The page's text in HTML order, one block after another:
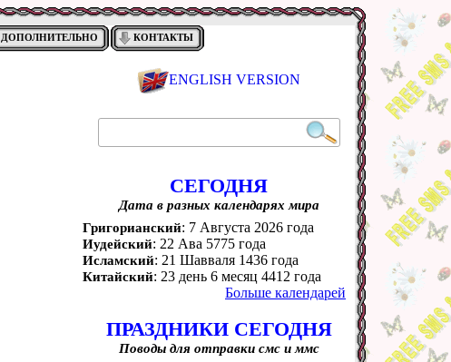
ДОПОЛНИТЕЛЬНО КОНТАКТЫ
ENGLISH VERSION
СЕГОДНЯ
Дата в разных календарях мира
Григорианский: 7 Августа 2026 года
Иудейский: 22 Ава 5775 года
Исламский: 21 Шавваля 1436 года
Китайский: 23 день 6 месяц 4412 года
Больше календарей
ПРАЗДНИКИ СЕГОДНЯ
Поводы для отправки смс и ммс